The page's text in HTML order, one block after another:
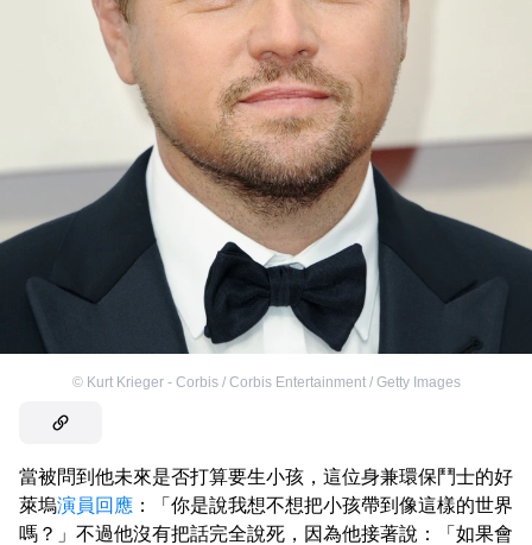
© Kurt Krieger - Corbis / Corbis Entertainment / Getty Images
當被問到他未來是否打算要生小孩，這位身兼環保鬥士的好
萊塢演員 回應 ：「你是說我想不想把小孩帶到像這樣的世界
嗎？」不過他沒有把話完全說死，因為他接著說：「如果會